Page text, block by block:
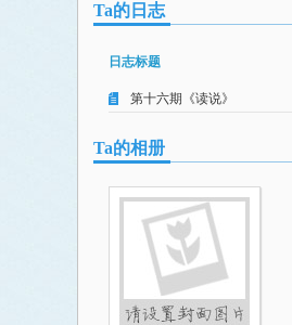
Ta的日志
日志标题
第十六期《读说》
Ta的相册